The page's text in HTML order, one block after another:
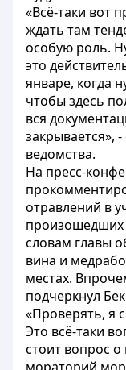
«Всё-таки вот
ждать там
особую роль.
это
январе, когда
чтобы здесь
вся
закрывается»,
ведомства.
На пресс-
отравлений в
произошедших
словам главы
вина и
местах.
подчеркнул
«Проверять, я
Это всё-таки
стоит вопрос